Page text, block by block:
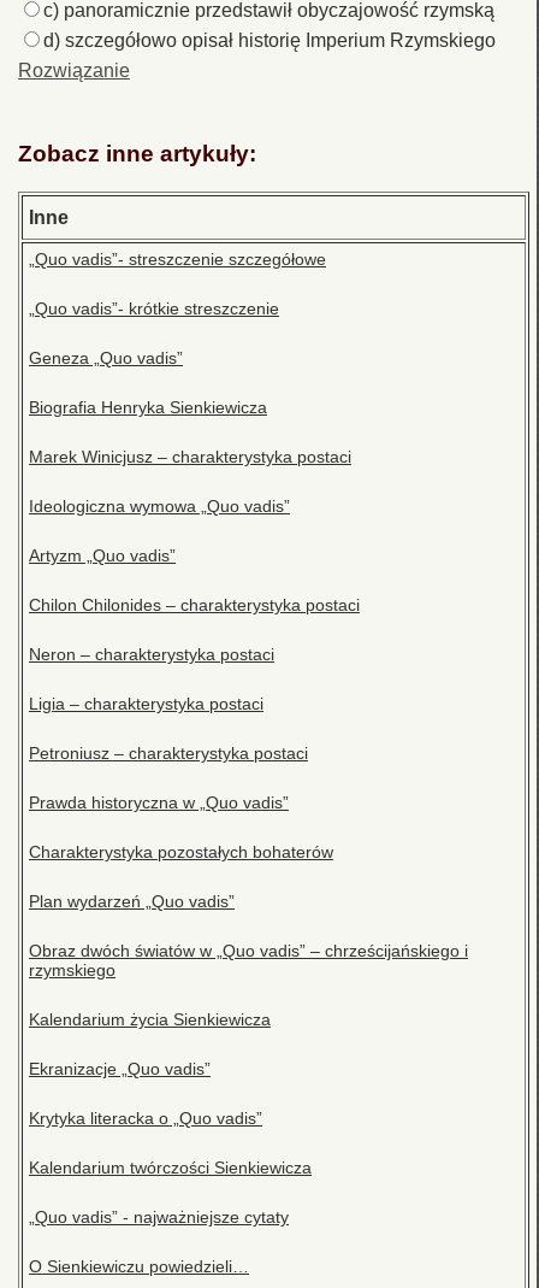
c) panoramicznie przedstawił obyczajowość rzymską
d) szczegółowo opisał historię Imperium Rzymskiego
Rozwiązanie
Zobacz inne artykuły:
Inne
„Quo vadis”- streszczenie szczegółowe
„Quo vadis”- krótkie streszczenie
Geneza „Quo vadis”
Biografia Henryka Sienkiewicza
Marek Winicjusz – charakterystyka postaci
Ideologiczna wymowa „Quo vadis”
Artyzm „Quo vadis”
Chilon Chilonides – charakterystyka postaci
Neron – charakterystyka postaci
Ligia – charakterystyka postaci
Petroniusz – charakterystyka postaci
Prawda historyczna w „Quo vadis”
Charakterystyka pozostałych bohaterów
Plan wydarzeń „Quo vadis”
Obraz dwóch światów w „Quo vadis” – chrześcijańskiego i
rzymskiego
Kalendarium życia Sienkiewicza
Ekranizacje „Quo vadis”
Krytyka literacka o „Quo vadis”
Kalendarium twórczości Sienkiewicza
„Quo vadis” - najważniejsze cytaty
O Sienkiewiczu powiedzieli…